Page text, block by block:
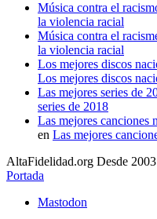
Música contra el
la violencia racial
Música contra el
la violencia racial
Los mejores discos
Los mejores discos
Las mejores series de
series de 2018
Las mejores canciones
en Las mejores
AltaFidelidad.org Desde
Portada
Mastodon